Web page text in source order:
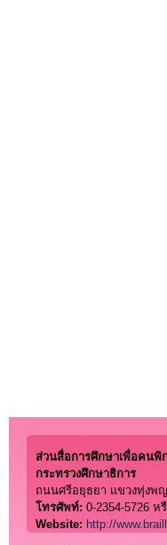
ส่วนสื่อการศึกษาเพื่อคนพิ
กระทรวงศึกษาธิการ
ถนนศรีอยุธยา แขวงทุ่งพญ
โทรศัพท์: 0-2354-5726 ห
Website: http://